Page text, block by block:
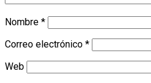
Nombre *
Correo electrónico *
Web